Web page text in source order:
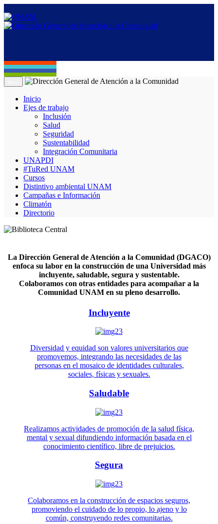
Inicio
Ejes de trabajo
Inclusión
Salud
Seguridad
Sustentabilidad
Integración Comunitaria
UNAPDI
#TuRed UNAM
Cursos
Distintivo ambiental UNAM
Campañas e Información
Climatón
Directorio
La Dirección General de Atención a la Comunidad (DGACO)
enfoca su labor en la construcción de una Universidad más
incluyente, saludable, segura y sustentable.
Colaboramos con otras entidades para acompañar a la
Comunidad UNAM en su pleno desarrollo.
Incluyente
Diversidad y equidad son valores universitarios que
promovemos, integrando las necesidades de las
personas en el mosaico de identidades culturales,
sociales, físicas y sexuales.
Saludable
Realizamos actividades de promoción de la salud física,
mental y sexual difundiendo información basada en el
conocimiento científico, libre de prejuicios.
Segura
Colaboramos en la construcción de espacios seguros,
promoviendo el cuidado de lo propio, lo ajeno y lo
común, construyendo redes comunitarias.